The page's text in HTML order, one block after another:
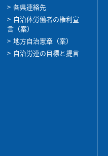
各県連絡先
自治体労働者の権利宣
言（案）
地方自治憲章（案）
自治労連の目標と提言